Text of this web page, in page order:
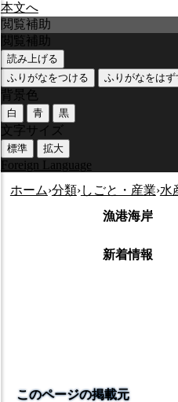
本文へ
閲覧補助
閲覧補助
読み上げる
ふりがなをつける
ふりがなをはず
背景色
白 青 黒
文字サイズ
標準 拡大
Foreign Language
ホーム›分類›しごと・産業›水
漁港海岸
新着情報
このページの掲載元